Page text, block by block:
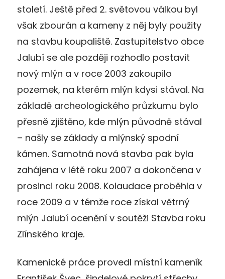
století. Ještě před 2. světovou válkou byl
však zbourán a kameny z něj byly použity
na stavbu koupaliště. Zastupitelstvo obce
Jalubí se ale později rozhodlo postavit
nový mlýn a v roce 2003 zakoupilo
pozemek, na kterém mlýn kdysi stával. Na
základě archeologického průzkumu bylo
přesně zjištěno, kde mlýn původně stával
– našly se základy a mlýnský spodní
kámen. Samotná nová stavba pak byla
zahájena v létě roku 2007 a dokončena v
prosinci roku 2008. Kolaudace proběhla v
roce 2009 a v témže roce získal větrný
mlýn Jalubí ocenění v soutěži Stavba roku
Zlínského kraje.
Kamenické práce provedl místní kameník